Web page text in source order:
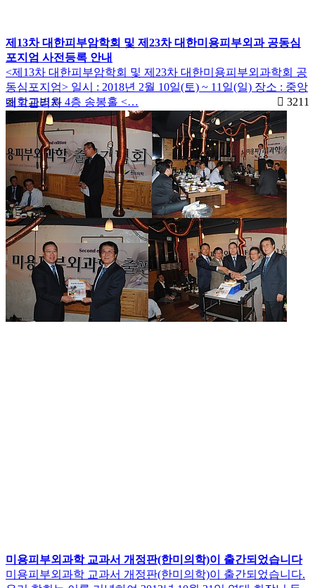
제13차 대한피부암학회 및 제23차 대한미용피부외과 공동심
포지엄 사전등록 안내
<제13차 대한피부암학회 및 제23차 대한미용피부외과학회 공
동심포지엄> 일시 : 2018년 2월 10일(토) ~ 11일(일) 장소 : 중앙
대학교병원 4층 송봉홀 <…
최고관리자 3211
미용피부외과학 교과서 개정판(한미의학)이 출간되었습니다
미용피부외과학 교과서 개정판(한미의학)이 출간되었습니다.